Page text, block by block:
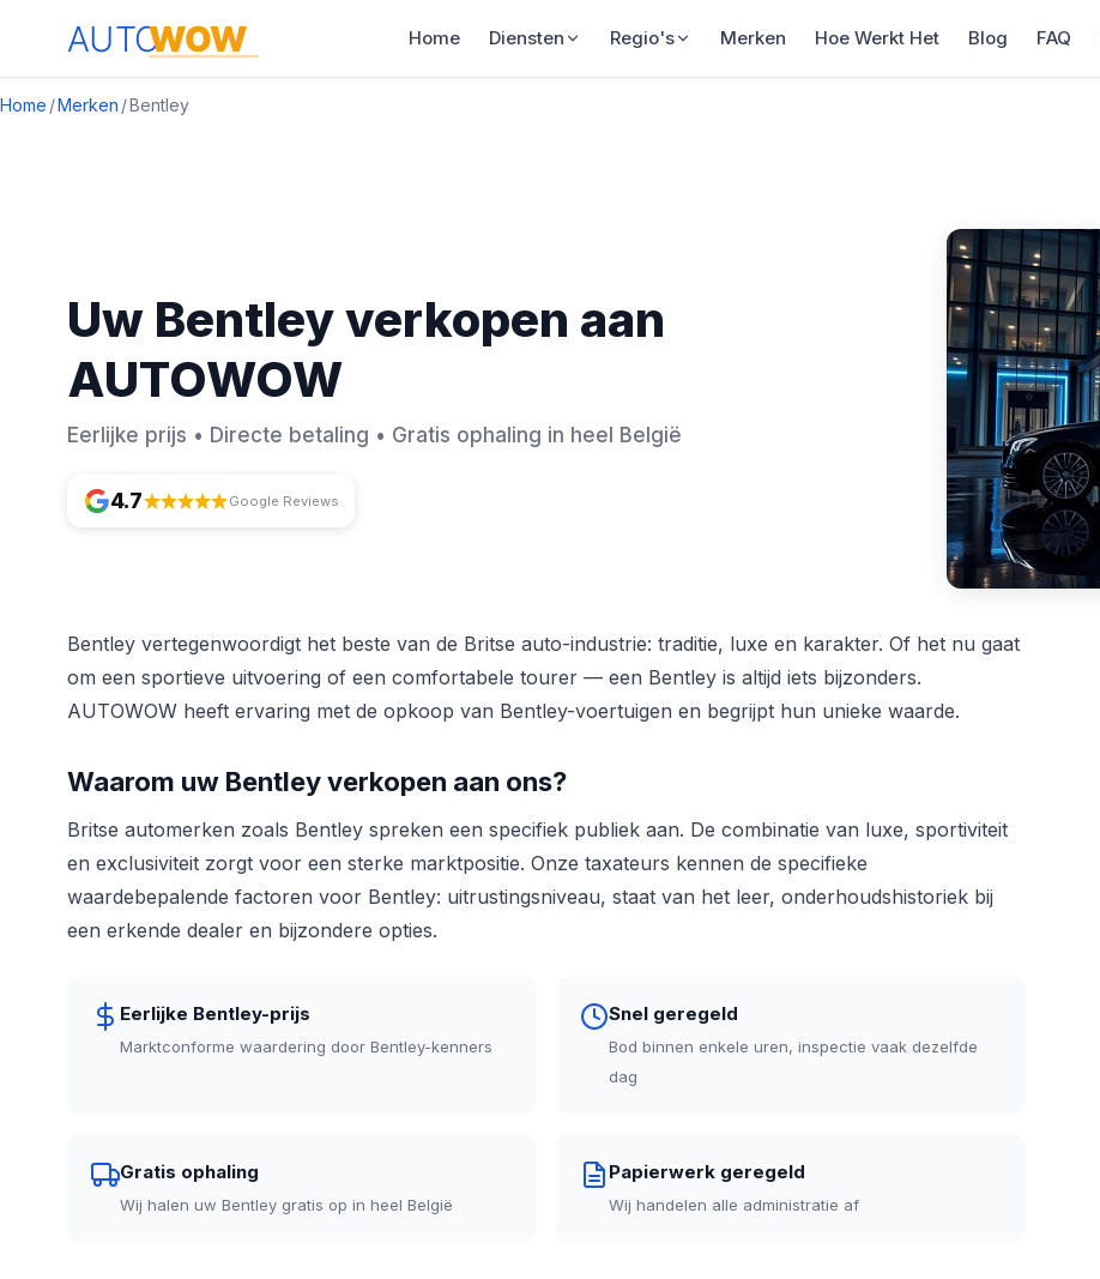
Home Diensten Regio's Merken Hoe Werkt Het Blog FAQ
Home /Merken /Bentley
Uw Bentley verkopen aan
AUTOWOW
Eerlijke prijs • Directe betaling • Gratis ophaling in heel België
4.7 Google Reviews
Bentley vertegenwoordigt het beste van de Britse auto-industrie: traditie, luxe en karakter. Of het nu gaat
om een sportieve uitvoering of een comfortabele tourer — een Bentley is altijd iets bijzonders.
AUTOWOW heeft ervaring met de opkoop van Bentley-voertuigen en begrijpt hun unieke waarde.
Waarom uw Bentley verkopen aan ons?
Britse automerken zoals Bentley spreken een specifiek publiek aan. De combinatie van luxe, sportiviteit
en exclusiviteit zorgt voor een sterke marktpositie. Onze taxateurs kennen de specifieke
waardebepalende factoren voor Bentley: uitrustingsniveau, staat van het leer, onderhoudshistoriek bij
een erkende dealer en bijzondere opties.
Eerlijke Bentley-prijs
Marktconforme waardering door Bentley-kenners
Snel geregeld
Bod binnen enkele uren, inspectie vaak dezelfde
dag
Gratis ophaling
Wij halen uw Bentley gratis op in heel België
Papierwerk geregeld
Wij handelen alle administratie af